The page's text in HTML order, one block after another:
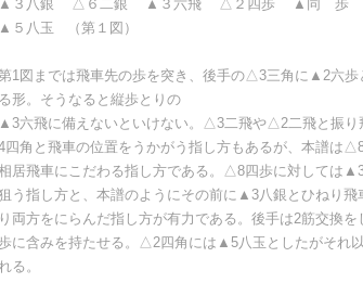
▲３八銀 △６二銀 ▲３六飛 △２四歩 ▲同 歩
▲５八玉 （第１図）
1図までは飛車先の歩を突き、後手の△3三角に▲2六歩
る形。そうなると縦歩とりの
▲3六飛に備えないといけない。△3二飛や△2二飛と振
四角と飛車の位置をうかがう指し方もあるが、本譜は
居飛車にこだわる指し方である。△8四歩に対しては
う指し方と、本譜のようにその前に▲3八銀とひねり飛
り両方をにらんだ指し方が有力である。後手は2筋交換
に含みを持たせる。△2四角には▲5八玉としたがそれ
る。